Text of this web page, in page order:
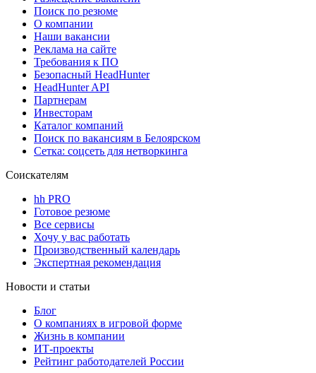
Поиск по резюме
О компании
Наши вакансии
Реклама на сайте
Требования к ПО
Безопасный HeadHunter
HeadHunter API
Партнерам
Инвесторам
Каталог компаний
Поиск по вакансиям в Белоярском
Сетка: соцсеть для нетворкинга
Соискателям
hh PRO
Готовое резюме
Все сервисы
Хочу у вас работать
Производственный календарь
Экспертная рекомендация
Новости и статьи
Блог
О компаниях в игровой форме
Жизнь в компании
ИТ-проекты
Рейтинг работодателей России